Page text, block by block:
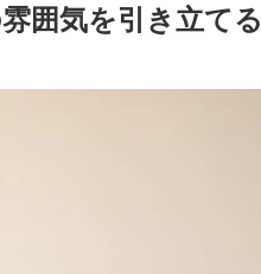
囲気を引き立てる